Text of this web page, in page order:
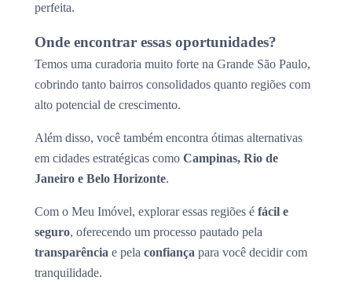
perfeita.
Onde encontrar essas oportunidades?
Temos uma curadoria muito forte na Grande São Paulo,
cobrindo tanto bairros consolidados quanto regiões com
alto potencial de crescimento.
Além disso, você também encontra ótimas alternativas
em cidades estratégicas como Campinas, Rio de
Janeiro e Belo Horizonte.
Com o Meu Imóvel, explorar essas regiões é fácil e
seguro, oferecendo um processo pautado pela
transparência e pela confiança para você decidir com
tranquilidade.